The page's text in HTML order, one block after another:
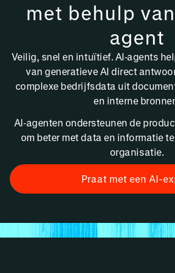
met behulp
agent
Veilig, snel en intuïtief. AI‑agents
van generatieve AI direct
complexe bedrijfsdata uit
en interne
AI‑agenten ondersteunen de
om beter met data en informatie
organisatie.
Praat met een AI-